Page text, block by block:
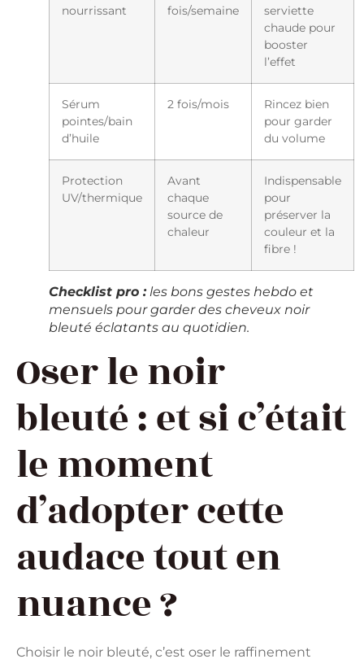
nourrissant
fois/semaine
serviette
chaude pour
booster
l’effet
Sérum
pointes/bain
d’huile
2 fois/mois
Rincez bien
pour garder
du volume
Protection
UV/thermique
Avant
chaque
source de
chaleur
Indispensable
pour
préserver la
couleur et la
fibre !
Checklist pro :les bons gestes hebdo et
mensuels pour garder des cheveux noir
bleuté éclatants au quotidien.
Oser le noir
bleuté : et si c’était
le moment
d’adopter cette
audace tout en
nuance ?
Choisir le noir bleuté, c’est oser le raffinement